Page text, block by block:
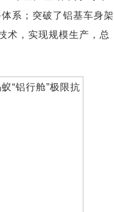
系；突破了铝基车身架
术，实现规模生产，总